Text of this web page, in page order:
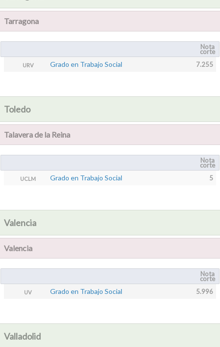
Tarragona
Nota
corte
URV Grado en Trabajo Social 7.255
Toledo
Talavera de la Reina
Nota
corte
UCLM Grado en Trabajo Social 5
Valencia
Valencia
Nota
corte
UV Grado en Trabajo Social 5.996
Valladolid